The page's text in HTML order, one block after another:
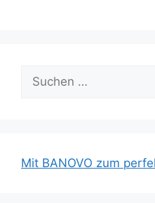
nach:
Mit BANOVO zum